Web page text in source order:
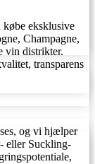
eksklusive
Champagne,
vin distrikter.
transparens
og vi hjælper
eller Suckling-